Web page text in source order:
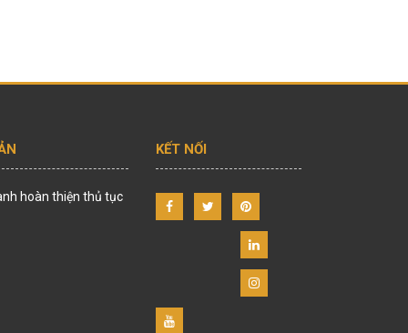
hoàn thiện thủ tục
KẾT NỐI